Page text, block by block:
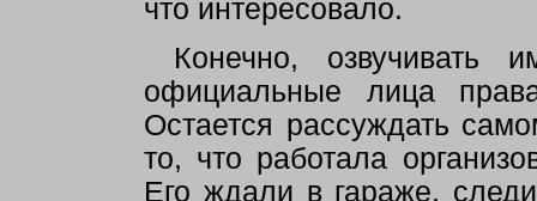
что интересовало.
Конечно, озвучивать
официальные лица
Остается рассуждать
то, что работала
Его ждали в гараже,